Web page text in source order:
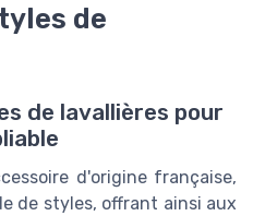
de
de lavallières pour
d'origine française,
de styles, offrant ainsi aux